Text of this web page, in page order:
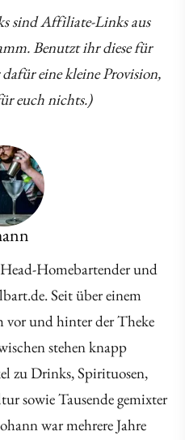
sind Affiliate-Links aus
Benutzt ihr diese für
eine kleine Provision,
euch nichts.)
Homebartender und
Seit über einem
vor und hinter der Theke
stehen knapp
zu Drinks, Spirituosen,
sowie Tausende gemixter
war mehrere Jahre